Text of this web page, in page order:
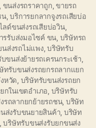
, ขนส่งรถราคาถูก,ขายรถ
น,บริการยกลากจูงรถเสียบ่อ
ลด์ขนส่งรถเสียบ่อวิน,
รรับส่งมอไซค์ ขน, บริษัทรถ
ส่งรถไม่แพง,บริษัทรับ
ขนส่งย้ายรถเครนกระเช้า,
ทรับขนส่งรถยกรถลากแยก
หวัด, บริษัทรับขนส่งรถยก
ในเขตอำเภอ, บริษัทรับ
รถลากยกย้ายรถชน, บริษัท
ส่งรับขนยายสินค้า, บริษัท
บริษัทรับขนส่งรับยกขนส่ง